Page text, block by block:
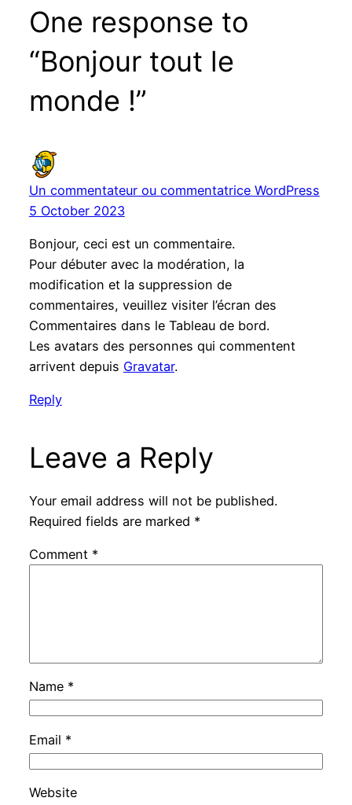
One response to
“Bonjour tout le
monde !”
Un commentateur ou commentatrice WordPress
5 October 2023
Bonjour, ceci est un commentaire.
Pour débuter avec la modération, la
modification et la suppression de
commentaires, veuillez visiter l’écran des
Commentaires dans le Tableau de bord.
Les avatars des personnes qui commentent
arrivent depuis Gravatar.
Reply
Leave a Reply
Your email address will not be published.
Required fields are marked *
Comment *
Name *
Email *
Website